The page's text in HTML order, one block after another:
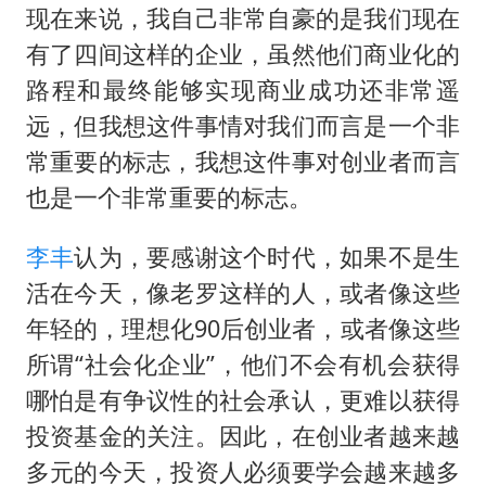
江苏发布台风蓝色预警
向鹏0-3不敌张本智和
今日立秋你咬秋了吗
东方之约 相约未来
现在来说，我自己非常自豪的是我们现在
有了四间这样的企业，虽然他们商业化的
路程和最终能够实现商业成功还非常遥
远，但我想这件事情对我们而言是一个非
常重要的标志，我想这件事对创业者而言
也是一个非常重要的标志。
李丰认为，要感谢这个时代，如果不是生
活在今天，像老罗这样的人，或者像这些
年轻的，理想化90后创业者，或者像这些
所谓“社会化企业”，他们不会有机会获得
哪怕是有争议性的社会承认，更难以获得
投资基金的关注。因此，在创业者越来越
多元的今天，投资人必须要学会越来越多